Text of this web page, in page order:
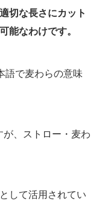
切な長さにカット
能なわけです。
語で麦わらの意味
、ストロー・麦わ
して活用されてい